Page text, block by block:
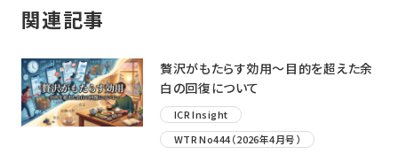
関連記事
贅沢がもたらす効用〜目的を超えた余
白の回復について
ICR Insight
WTR No444（2026年4月号）